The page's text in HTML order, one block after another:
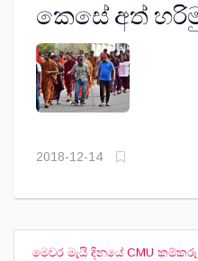
කෙසේ අත්
2018-12-14
මෙවර මැයි දිනයේ CMU